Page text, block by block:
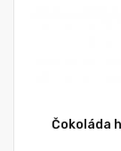
Čokoláda